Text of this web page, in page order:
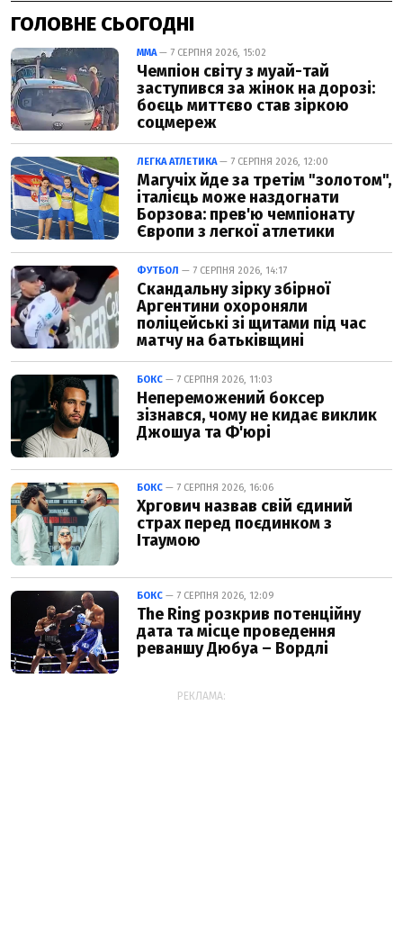
ГОЛОВНЕ СЬОГОДНІ
ММА— 7 СЕРПНЯ 2026, 15:02
Чемпіон світу з муай-тай
заступився за жінок на дорозі:
боєць миттєво став зіркою
соцмереж
ЛЕГКА АТЛЕТИКА— 7 СЕРПНЯ 2026, 12:00
Магучіх йде за третім "золотом",
італієць може наздогнати
Борзова: прев'ю чемпіонату
Європи з легкої атлетики
ФУТБОЛ — 7 СЕРПНЯ 2026, 14:17
Скандальну зірку збірної
Аргентини охороняли
поліцейські зі щитами під час
матчу на батьківщині
БОКС — 7 СЕРПНЯ 2026, 11:03
Непереможений боксер
зізнався, чому не кидає виклик
Джошуа та Ф'юрі
БОКС — 7 СЕРПНЯ 2026, 16:06
Хргович назвав свій єдиний
страх перед поєдинком з
Ітаумою
БОКС — 7 СЕРПНЯ 2026, 12:09
The Ring розкрив потенційну
дата та місце проведення
реваншу Дюбуа – Вордлі
РЕКЛАМА: